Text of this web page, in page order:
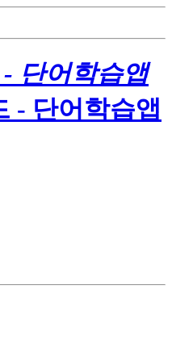
단어학습앱